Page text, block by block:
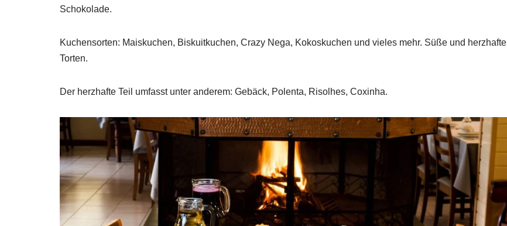
Schokolade.
Kuchensorten: Maiskuchen, Biskuitkuchen, Crazy Nega, Kokoskuchen und vieles mehr. Süße und herzhafte
Torten.
Der herzhafte Teil umfasst unter anderem: Gebäck, Polenta, Risolhes, Coxinha.